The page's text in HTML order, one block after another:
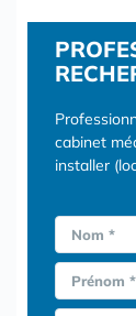
cabinet
installer
Nom *
Prénom *